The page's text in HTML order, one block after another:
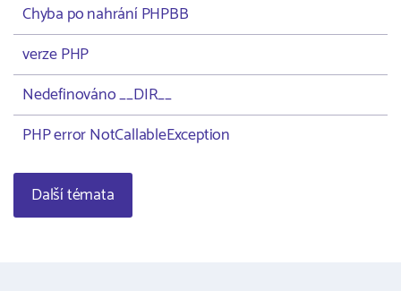
Chyba po nahrání PHPBB
verze PHP
Nedefinováno __DIR__
PHP error NotCallableException
Další témata